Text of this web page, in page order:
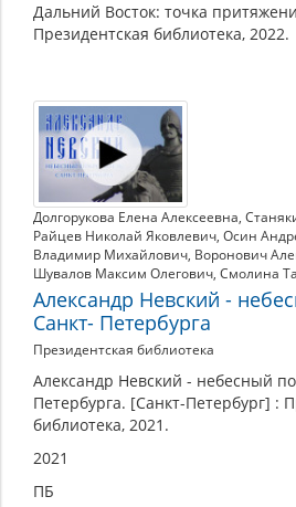
Дальний Восток: точка
Президентская библиотека, 2022.
Долгорукова Елена Алексеевна,
Райцев Николай Яковлевич, Осин
Владимир Михайлович, Воронович
Шувалов Максим Олегович, Смолина
Александр Невский -
Санкт- Петербурга
Президентская библиотека
Александр Невский - небесный
Петербурга. [Санкт-Петербург] :
библиотека, 2021.
2021
ПБ